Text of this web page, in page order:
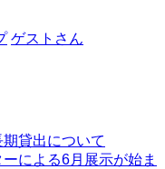
ゲストさん
貸出について
による6月展示が始ま